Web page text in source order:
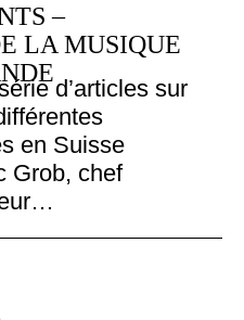
–
LA MUSIQUE
d’articles sur
en Suisse
Grob, chef